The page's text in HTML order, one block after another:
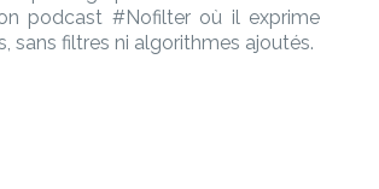
podcast #Nofilter où il exprime
sans filtres ni algorithmes ajoutés.